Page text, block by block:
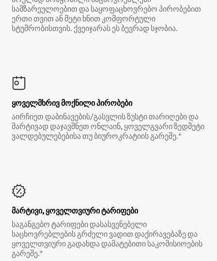
სამზარეულოებით და საყოფაცხოვრებო პირობებით
ერთი თვით ან მეტი ხნით კომფორტული
სტუმრობისთვის. ქვეიჯარას ეს ბევრად სჯობია.
ყოველმხრივ მოქნილი პირობები
აირჩიეთ დაბინავების/გასვლის ზუსტი თარიღები და
მარტივად დაჯავშნეთ ონლაინ, ყოველგვარი ზედმეტი
ვალდებულებებისა თუ ბიუროკრატიის გარეშე.*
მარტივი, ყოველთვიური ტარიფები
საგანგებო ტარიფები დასასვენებელი
საცხოვრებლების გრძელი ვადით დაქირავებაზე და
ყოველთვიური გადახდა დამატებითი საკომისიოების
გარეშე.*